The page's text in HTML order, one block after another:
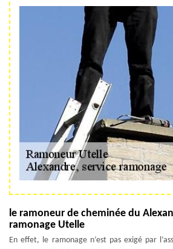
le ramoneur de cheminée du
ramonage Utelle
En effet, le ramonage n’est pas exigé par